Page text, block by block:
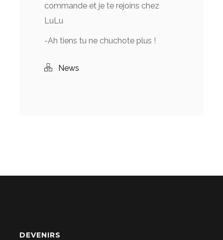
commande et je te rejoins chez
LuLu
-Ah tiens tu ne chuchote plus !
News
DEVENIRS